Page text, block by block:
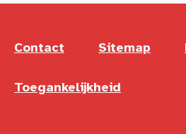
Contact Sitemap
Toegankelijkheid